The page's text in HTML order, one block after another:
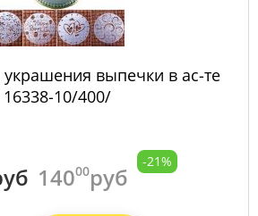
выпечки в ас-те
16338-10/400/
14000руб
-21%